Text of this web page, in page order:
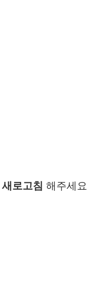
새로고침 해주세요